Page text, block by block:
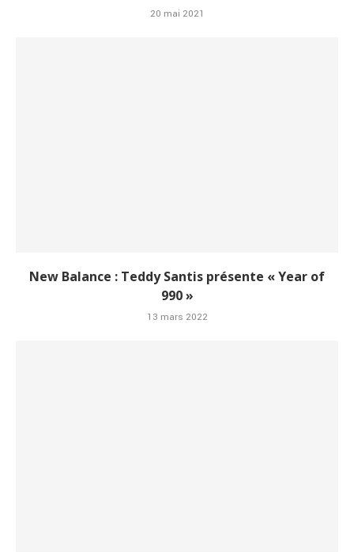
20 mai 2021
New Balance : Teddy Santis présente « Year of
990 »
13 mars 2022